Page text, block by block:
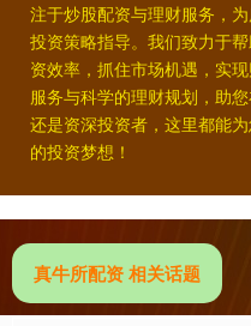
注于炒股配资与理财服务，
投资策略指导。我们致力于
资效率，抓住市场机遇，实
服务与科学的理财规划，助
还是资深投资者，这里都能
的投资梦想！
真牛所配资 相关话题